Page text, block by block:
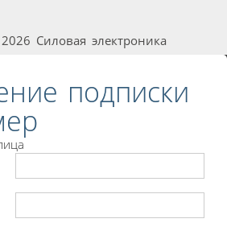
Силовая электроника
подписки